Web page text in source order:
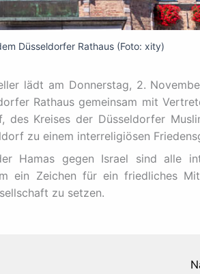
Düsseldorfer Rathaus (Foto: xity)
lädt am Donnerstag, 2.
Rathaus gemeinsam mit
des Kreises der Düsseldorfer
zu einem interreligiösen
Hamas gegen Israel sind alle
ein Zeichen für ein friedliches
zu setzen.